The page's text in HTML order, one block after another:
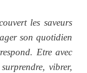
les saveurs
son quotidien
Etre avec
vibrer,